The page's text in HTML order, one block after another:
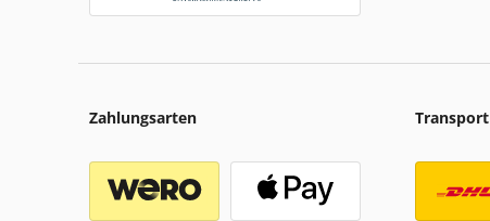
Zahlungsarten Transport